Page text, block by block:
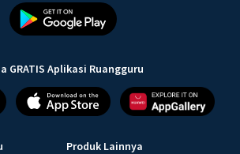
GRATIS Aplikasi Ruangguru
Produk Lainnya